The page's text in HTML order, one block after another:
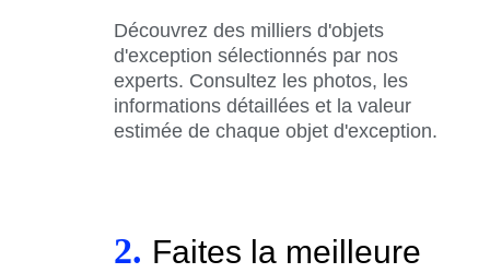
Découvrez des milliers d'objets
d'exception sélectionnés par nos
experts. Consultez les photos, les
informations détaillées et la valeur
estimée de chaque objet d'exception.
2. Faites la meilleure